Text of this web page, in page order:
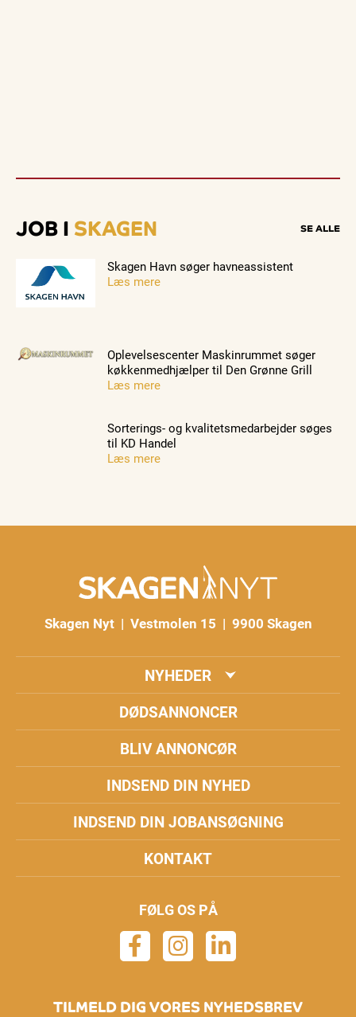
JOB I SKAGEN SE ALLE
Skagen Havn søger havneassistent
Læs mere
Oplevelsescenter Maskinrummet søger
køkkenmedhjælper til Den Grønne Grill
Læs mere
Sorterings- og kvalitetsmedarbejder søges
til KD Handel
Læs mere
Skagen Nyt | Vestmolen 15 | 9900 Skagen
NYHEDER
DØDSANNONCER
BLIV ANNONCØR
INDSEND DIN NYHED
INDSEND DIN JOBANSØGNING
KONTAKT
FØLG OS PÅ
TILMELD DIG VORES NYHEDSBREV